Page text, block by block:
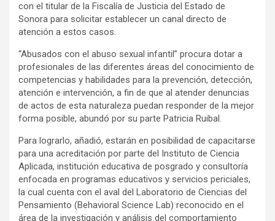
con el titular de la Fiscalía de Justicia del Estado de
Sonora para solicitar establecer un canal directo de
atención a estos casos.
“Abusados con el abuso sexual infantil” procura dotar a
profesionales de las diferentes áreas del conocimiento de
competencias y habilidades para la prevención, detección,
atención e intervención, a fin de que al atender denuncias
de actos de esta naturaleza puedan responder de la mejor
forma posible, abundó por su parte Patricia Ruibal.
Para lograrlo, añadió, estarán en posibilidad de capacitarse
para una acreditación por parte del Instituto de Ciencia
Aplicada, institución educativa de posgrado y consultoría
enfocada en programas educativos y servicios periciales,
la cual cuenta con el aval del Laboratorio de Ciencias del
Pensamiento (Behavioral Science Lab) reconocido en el
área de la investigación y análisis del comportamiento